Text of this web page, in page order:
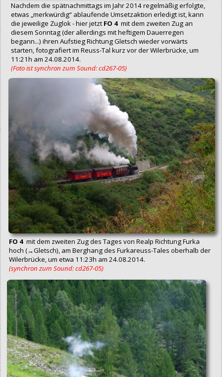
Nachdem die spätnachmittags im Jahr 2014 regelmäßig erfolgte,
etwas „merkwürdig“ ablaufende Umsetzaktion erledigt ist, kann
die jeweilige Zuglok - hier jetzt FO 4mit dem zweiten Zug an
diesem Sonntag (der allerdings mit heftigem Dauerregen
begann...) ihren Aufstieg Richtung Gletsch wieder vorwärts
starten, fotografiert im Reuss-Tal kurz vor der Wilerbrücke, um
11:21h am 24.08.2014.
(Foto ist synchron zum Sound: cd267‑05)
FO 4 mit dem zweiten Zug des Tages von Realp Richtung Furka
hoch (→Gletsch), am Berghang des Furkareuss-Tales oberhalb der
Wilerbrücke, um etwa 11:23h am 24.08.2014.
(synchron zum Sound: cd267‑05)